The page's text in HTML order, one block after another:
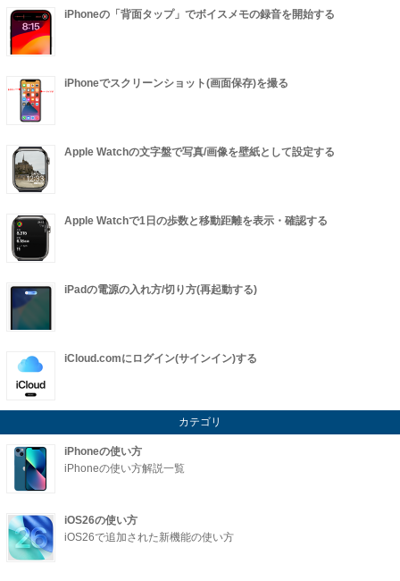
iPhoneの「背面タップ」でボイスメモの録音を開始する
iPhoneでスクリーンショット(画面保存)を撮る
Apple Watchの文字盤で写真/画像を壁紙として設定する
Apple Watchで1日の歩数と移動距離を表示・確認する
iPadの電源の入れ方/切り方(再起動する)
iCloud.comにログイン(サインイン)する
カテゴリ
iPhoneの使い方
iPhoneの使い方解説一覧
iOS26の使い方
iOS26で追加された新機能の使い方